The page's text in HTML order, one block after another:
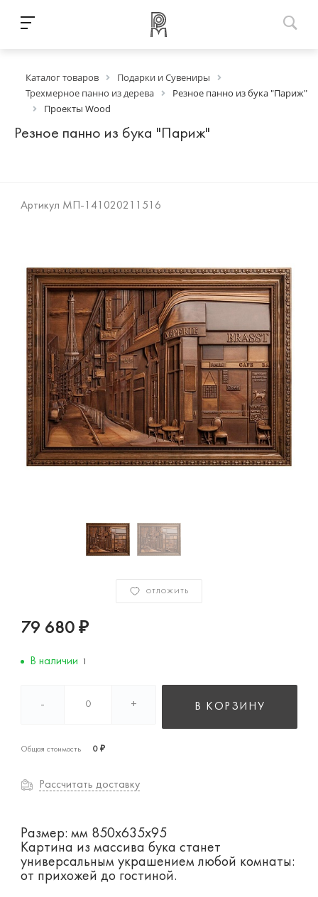
Каталог товаров
Подарки и Сувениры
Трехмерное панно из дерева
Резное панно из бука "Париж"
Проекты Wood
Резное панно из бука "Париж"
Артикул МП-141020211516
ОТЛОЖИТЬ
79 680 ₽
В наличии 1
- + В КОРЗИНУ
Общая стоимость 0 ₽
Рассчитать доставку
Размер: мм 850х635х95
Картина из массива бука станет
универсальным украшением любой комнаты:
от прихожей до гостиной.